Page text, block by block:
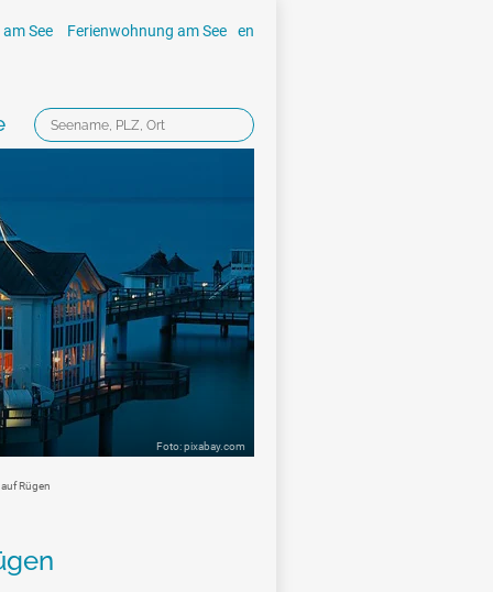
See Ferienwohnung am See en
Foto: pixabay.com
Rügen